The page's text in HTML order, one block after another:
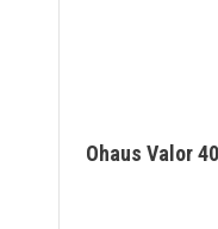
Ohaus Valor